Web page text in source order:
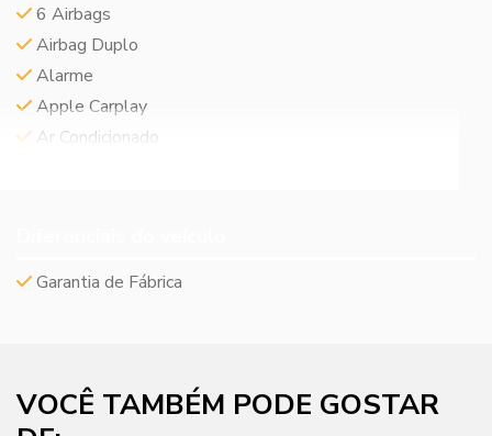
6 Airbags
Airbag Duplo
Alarme
Apple Carplay
Ar Condicionado
Garantia de Fábrica
VOCÊ TAMBÉM PODE GOSTAR